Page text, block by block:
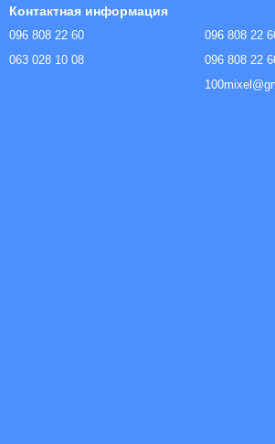
Контактная информация
096 808 22 60
063 028 10 08
096 808 22
096 808 22